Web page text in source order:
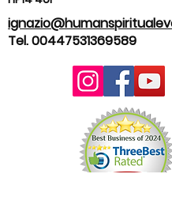
Tel.00447531369589